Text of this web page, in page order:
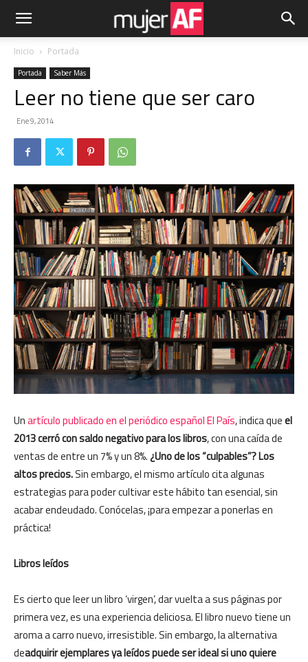
Inicio Portada
Portada Saber Más
Leer no tiene que ser caro
Ene 9, 2014
Unartículo publicado en el periódico español El País, indica queel
2013 cerró con saldo negativo para los libros, con una caída de
ventas de entre un 7% y un 8%.¿Uno de los “culpables”? Los
altos precios.Sin embargo, el mismo artículo cita algunas
estrategias para poder cultivar este hábito tan esencial, sin
acabar endeudado. Conócelas, ¡para empezar a ponerlas en
práctica!
Libros leídos
Es cierto que leer un libro ‘virgen’, dar vuelta a sus páginas por
primera vez, es una experiencia deliciosa. El libro nuevo tiene un
aroma a carro nuevo, irresistible. Sin embargo, la alternativa
deadquirir ejemplares ya leídos puede ser ideal si uno quiere